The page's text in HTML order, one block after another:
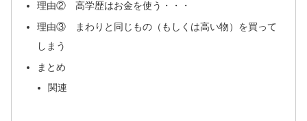
理由② 高学歴はお金を使う・・・
理由③ まわりと同じもの（もしくは高い物）を買って
しまう
まとめ
関連